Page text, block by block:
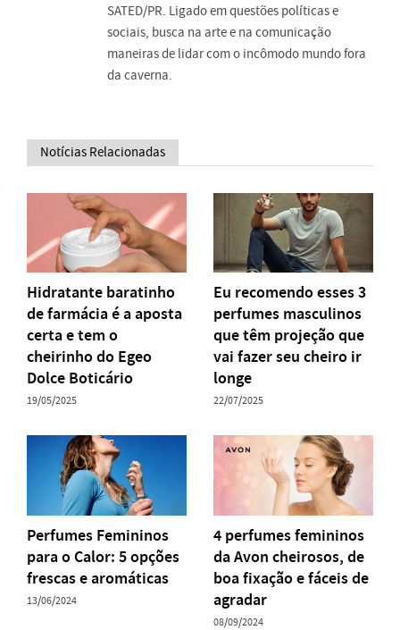
SATED/PR. Ligado em questões políticas e
sociais, busca na arte e na comunicação
maneiras de lidar com o incômodo mundo fora
da caverna.
Notícias Relacionadas
Hidratante baratinho
de farmácia é a aposta
certa e tem o
cheirinho do Egeo
Dolce Boticário
19/05/2025
Eu recomendo esses 3
perfumes masculinos
que têm projeção que
vai fazer seu cheiro ir
longe
22/07/2025
Perfumes Femininos
para o Calor: 5 opções
frescas e aromáticas
13/06/2024
4 perfumes femininos
da Avon cheirosos, de
boa fixação e fáceis de
agradar
08/09/2024